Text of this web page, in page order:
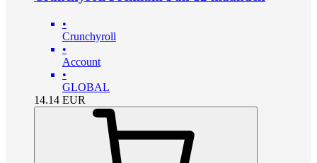
•
Crunchyroll
•
Account
•
GLOBAL
14.14 EUR